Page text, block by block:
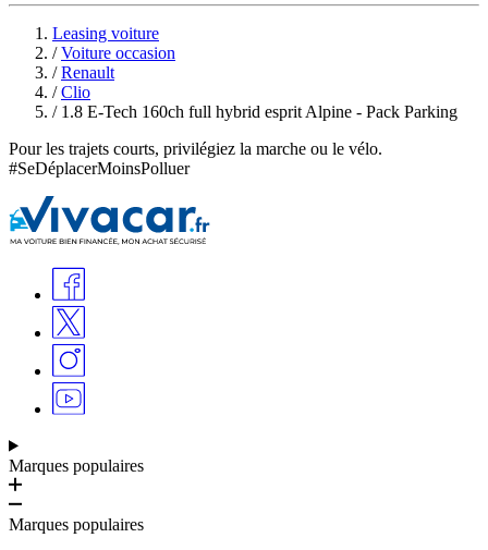
Leasing voiture
/ Voiture occasion
/ Renault
/ Clio
/ 1.8 E-Tech 160ch full hybrid esprit Alpine - Pack Parking
Pour les trajets courts, privilégiez la marche ou le vélo.
#SeDéplacerMoinsPolluer
Marques populaires
Marques populaires